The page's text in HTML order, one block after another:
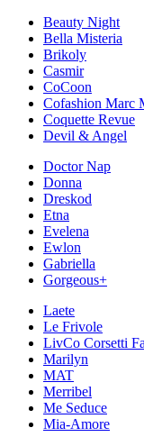
Beauty Night
Bella Misteria
Brikoly
Casmir
CoCoon
Cofashion Marc
Coquette Revue
Devil & Angel
Doctor Nap
Donna
Dreskod
Etna
Evelena
Ewlon
Gabriella
Gorgeous+
Laete
Le Frivole
LivCo Corsetti
Marilyn
MAT
Merribel
Me Seduce
Mia-Amore